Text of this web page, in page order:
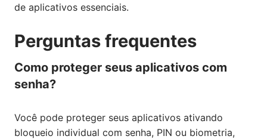
de aplicativos essenciais.
Perguntas frequentes
Como proteger seus aplicativos com
senha?
Você pode proteger seus aplicativos ativando
bloqueio individual com senha, PIN ou biometria,